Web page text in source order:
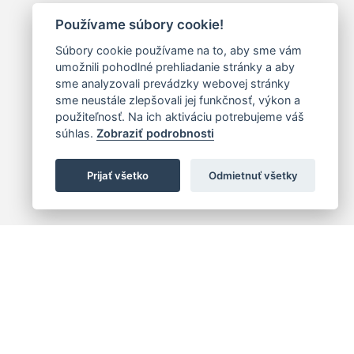
Používame súbory cookie!
Súbory cookie používame na to, aby sme vám
umožnili pohodlné prehliadanie stránky a aby
sme analyzovali prevádzky webovej stránky
sme neustále zlepšovali jej funkčnosť, výkon a
použiteľnosť. Na ich aktiváciu potrebujeme váš
súhlas. Zobraziť podrobnosti
Prijať všetko Odmietnuť všetky